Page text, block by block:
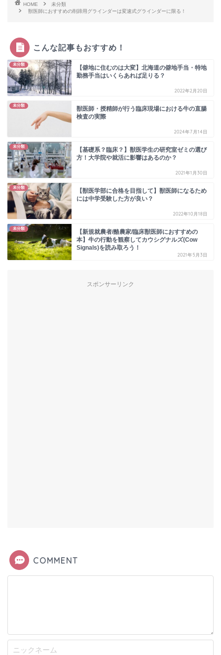
HOME
未分類
獣医師におすすめの削蹄用グラインダーは変速式グラインダーに限る！
こんな記事もおすすめ！
未分類
【僻地に住むのは大変】北海道の僻地手当・特地
勤務手当はいくらあれば足りる？
2022年2月20日
未分類
獣医師・授精師が行う臨床現場における牛の直腸
検査の実際
2024年7月14日
未分類
【基礎系？臨床？】獣医学生の研究室ゼミの選び
方！大学院や就活に影響はあるのか？
2021年1月30日
未分類
【獣医学部に合格を目指して】獣医師になるため
には中学受験した方が良い？
2022年10月18日
未分類
【新規就農者/酪農家/臨床獣医師におすすめの
本】牛の行動を観察してカウシグナルズ(Cow
Signals)を読み取ろう！
2021年5月3日
スポンサーリンク
COMMENT